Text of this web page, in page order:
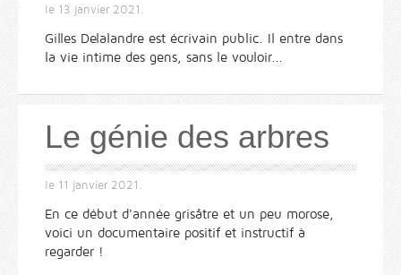
le 13 janvier 2021 .
Gilles Delalandre est écrivain public. Il entre dans
la vie intime des gens, sans le vouloir...
Le génie des arbres
le 11 janvier 2021 .
En ce début d'année grisâtre et un peu morose,
voici un documentaire positif et instructif à
regarder !